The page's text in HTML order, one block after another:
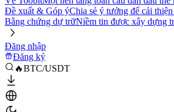
Đề xuất & Góp ýChia sẻ ý tưởng để cải
Bằng chứng dự trữNiềm tin được xây dựng
Đăng nhập
Đăng ký
🔥BTC/USDT